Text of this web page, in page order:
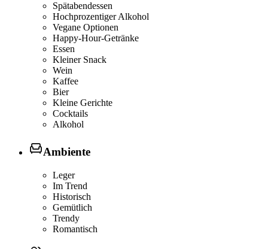
Spätabendessen
Hochprozentiger Alkohol
Vegane Optionen
Happy-Hour-Getränke
Essen
Kleiner Snack
Wein
Kaffee
Bier
Kleine Gerichte
Cocktails
Alkohol
Ambiente
Leger
Im Trend
Historisch
Gemütlich
Trendy
Romantisch